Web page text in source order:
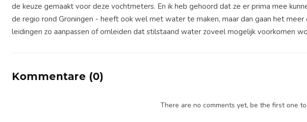
de keuze gemaakt voor deze vochtmeters. En ik heb gehoord dat ze er prima mee
de regio rond Groningen - heeft ook wel met water te maken, maar dan gaan het
leidingen zo aanpassen of omleiden dat stilstaand water zoveel mogelijk voorkomen
Kommentare (0)
There are no comments yet, be the first one